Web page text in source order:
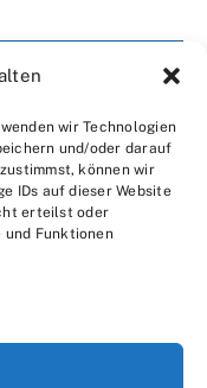
wir Technologien
und/oder darauf
können wir
IDs auf dieser Website
erteilst oder
Funktionen